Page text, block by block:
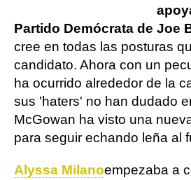
Partido Demócrata de Joe
cree en todas las posturas
candidato. Ahora con un
ha ocurrido alrededor de la
sus 'haters' no han dudado
McGowan ha visto una
para seguir echando leña al
Alyssa Milanoempezaba a